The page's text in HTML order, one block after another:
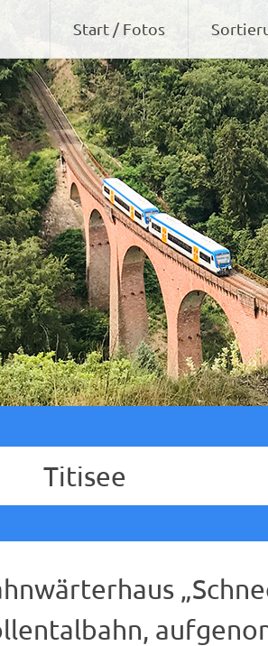
Inhalt
springen
Start / Fotos
Titisee